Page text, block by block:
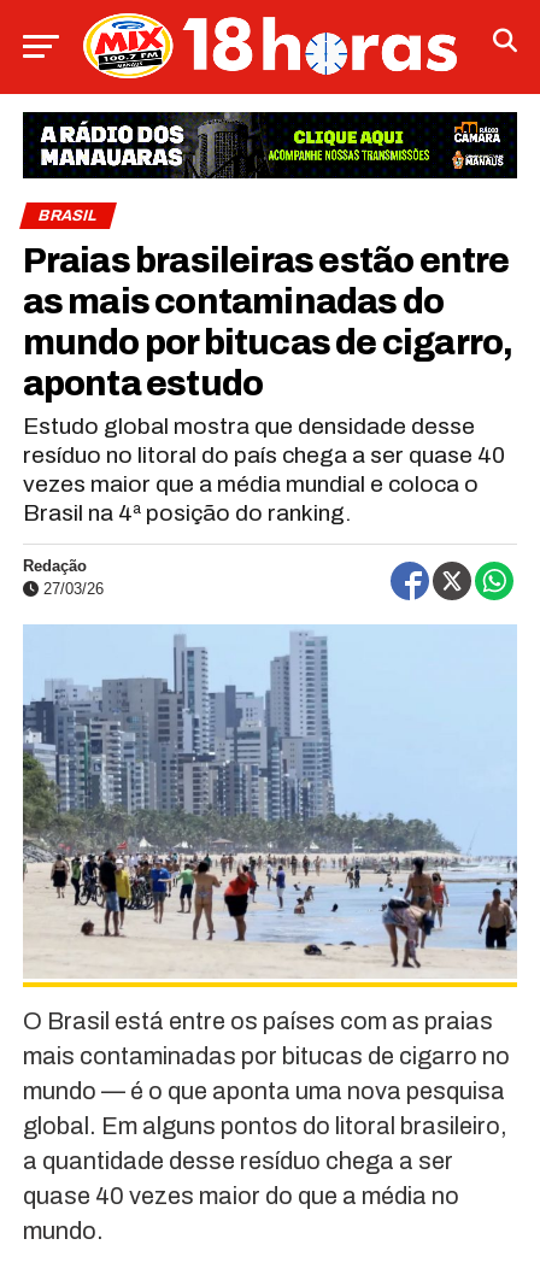
BRASIL
Praias brasileiras estão entre
as mais contaminadas do
mundo por bitucas de cigarro,
aponta estudo
Estudo global mostra que densidade desse
resíduo no litoral do país chega a ser quase 40
vezes maior que a média mundial e coloca o
Brasil na 4ª posição do ranking.
Redação
27/03/26
O Brasil está entre os países com as praias
mais contaminadas por bitucas de cigarro no
mundo — é o que aponta uma nova pesquisa
global. Em alguns pontos do litoral brasileiro,
a quantidade desse resíduo chega a ser
quase 40 vezes maior do que a média no
mundo.